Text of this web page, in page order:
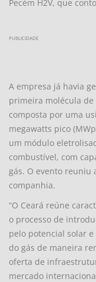
Pecém H2V, que
PUBLICIDADE
A empresa já havia
primeira molécula
composta por uma
megawatts pico
um módulo
combustível, com
gás. O evento reuniu
companhia.
“O Ceará reúne
o processo de
pelo potencial solar
do gás de maneira
oferta de
mercado